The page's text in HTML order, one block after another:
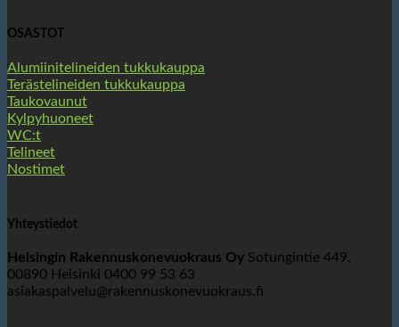
OSASTOT
Alumiinitelineiden tukkukauppa
Terästelineiden tukkukauppa
Taukovaunut
Kylpyhuoneet
WC:t
Telineet
Nostimet
Yhteystiedot
Helsingin Rakennuskonevuokraus Oy Sotungintie 449,
00890 Helsinki 0400 99 53 63
asiakaspalvelu@rakennuskonevuokraus.fi